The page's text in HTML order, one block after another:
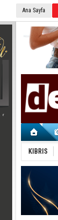
Ana Sayfa
KIBRIS